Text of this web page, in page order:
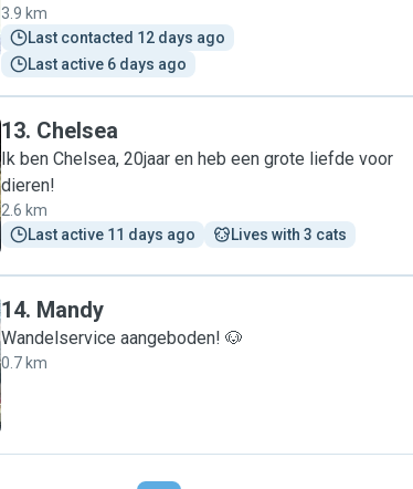
3.9 km
Last contacted 12 days ago
Last active 6 days ago
13. Chelsea
Ik ben Chelsea, 20jaar en heb een grote liefde voor
dieren!
2.6 km
Last active 11 days ago
Lives with 3 cats
14. Mandy
Wandelservice aangeboden! 🐶
0.7 km